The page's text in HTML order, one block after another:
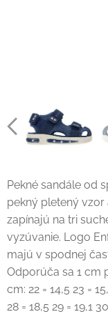
Pekné sandále od
pekný pletený vzor
zapínajú na tri
vyzúvanie. Logo
majú v spodnej
Odporúča sa 1 cm
cm: 22 = 14,5 23 =
28 = 18,5 29 = 19,1